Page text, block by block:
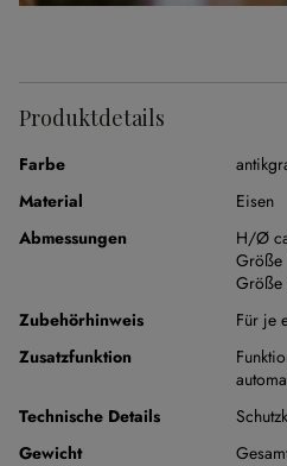
Produktdetails
Farbe
Material
Eisen
Abmessungen
H/Ø
Größe
Größe
Zubehörhinweis
Für je
Zusatzfunktion
Technische Details
Gewicht